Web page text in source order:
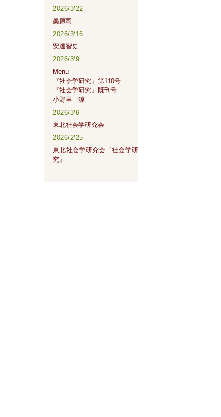
2026/3/22
桑原司
2026/3/16
安達智史
2026/3/9
Menu
『社会学研究』第110号
『社会学研究』既刊号
小野里 涼
2026/3/6
東北社会学研究会
2026/2/25
東北社会学研究会『社会学研
究』